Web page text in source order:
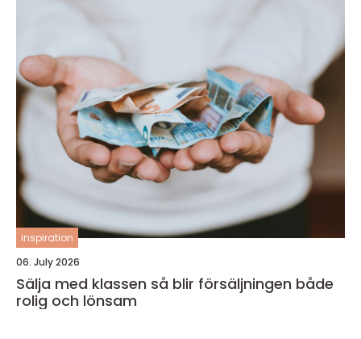
inspiration
06. July 2026
Sälja med klassen så blir försäljningen både
rolig och lönsam